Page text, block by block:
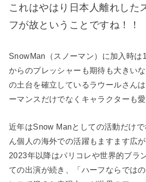
これはやはり日本人離れした
フが故ということですね！！
SnowMan（スノーマン）に加入時は
からのプレッシャーも期待も大きい
の土台を確立しているラウールさん
ーマンスだけでなくキャラクターも愛
近年はSnow Manとしての活動だけ
ん個人の海外での活躍もますます広
2023年以降はパリコレや世界的ブラ
ての出演が続き、「ハーフならでは